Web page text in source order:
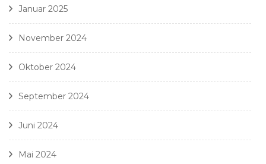
Januar 2025
November 2024
Oktober 2024
September 2024
Juni 2024
Mai 2024